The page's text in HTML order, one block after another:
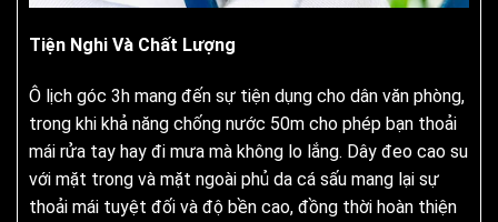
Tiện Nghi Và Chất Lượng
Ô lịch góc 3h mang đến sự tiện dụng cho dân văn phòng,
trong khi khả năng chống nước 50m cho phép bạn thoải
mái rửa tay hay đi mưa mà không lo lắng. Dây đeo cao su
với mặt trong và mặt ngoài phủ da cá sấu mang lại sự
thoải mái tuyệt đối và độ bền cao, đồng thời hoàn thiện